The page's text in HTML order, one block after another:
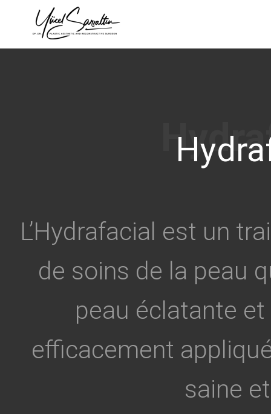
L’Hydrafacial est un
de soins de la peau
peau éclatante
efficacement
saine